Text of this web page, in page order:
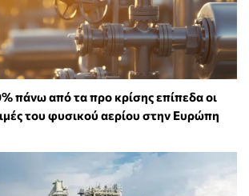
πάνω από τα προ κρίσης επίπεδα οι
του φυσικού αερίου στην Ευρώπη